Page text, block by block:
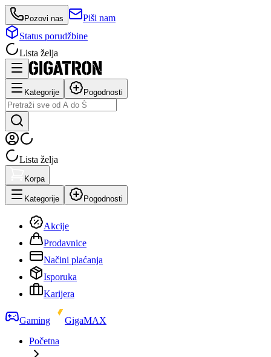
Pozovi nas
Piši nam
Status porudžbine
Lista želja
Kategorije Pogodnosti
Lista želja
Korpa
Kategorije Pogodnosti
Akcije
Prodavnice
Načini plaćanja
Isporuka
Karijera
Gaming
GigaMAX
Početna